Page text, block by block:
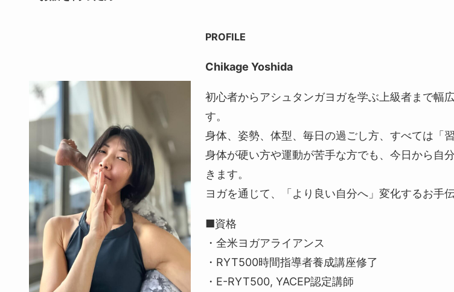
PROFILE
Chikage Yoshida
初心者からアシュタンガヨガを学ぶ上級者まで幅
す。
身体、姿勢、体型、毎日の過ごし方、すべては「習
身体が硬い方や運動が苦手な方でも、今日から自
きます。
ヨガを通じて、「より良い自分へ」変化するお手
■資格
・全米ヨガアライアンス
・RYT500時間指導者養成講座修了
・E-RYT500, YACEP認定講師